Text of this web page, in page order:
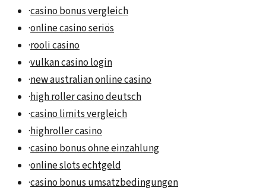
·casino bonus vergleich
·online casino seriös
·rooli casino
·vulkan casino login
·new australian online casino
·high roller casino deutsch
·casino limits vergleich
·highroller casino
·casino bonus ohne einzahlung
·online slots echtgeld
·casino bonus umsatzbedingungen